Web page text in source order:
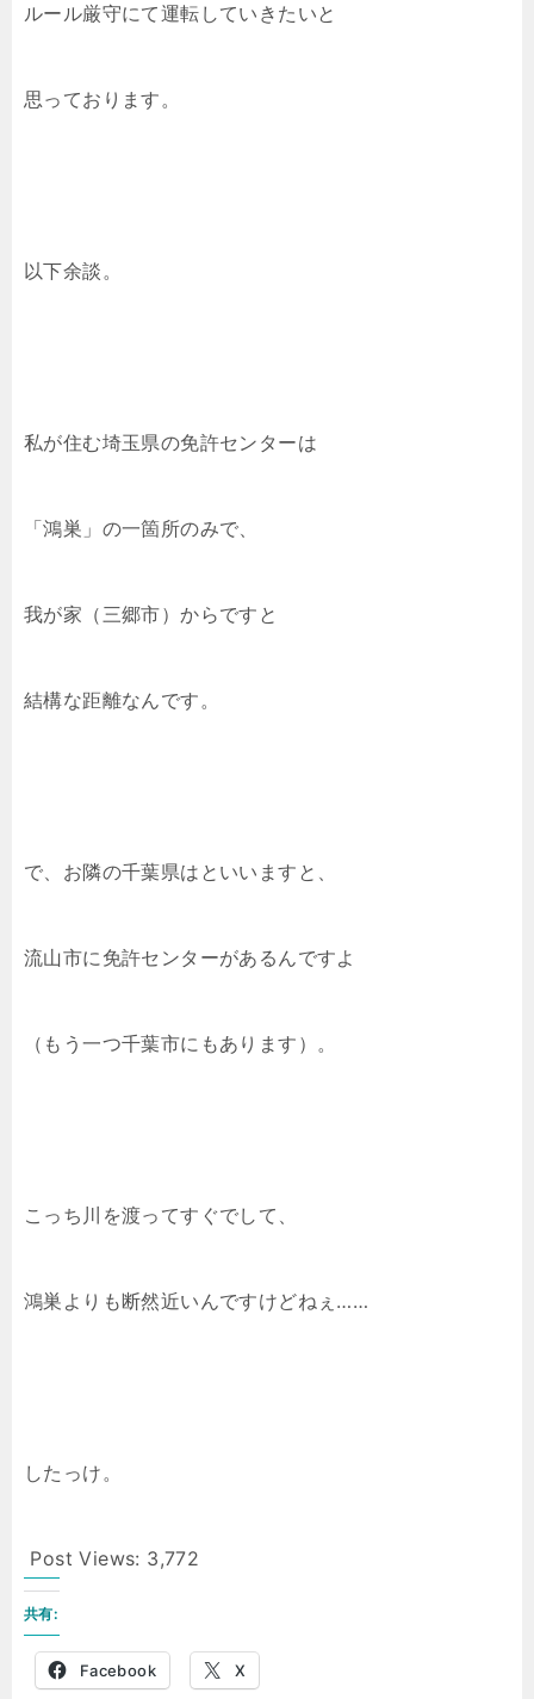
ルール厳守にて運転していきたいと
思っております。
以下余談。
私が住む埼玉県の免許センターは
「鴻巣」の一箇所のみで、
我が家（三郷市）からですと
結構な距離なんです。
で、お隣の千葉県はといいますと、
流山市に免許センターがあるんですよ
（もう一つ千葉市にもあります）。
こっち川を渡ってすぐでして、
鴻巣よりも断然近いんですけどねぇ……
したっけ。
Post Views: 3,772
共有:
Facebook X